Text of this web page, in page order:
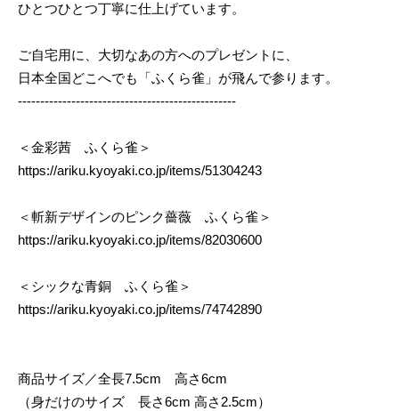
ひとつひとつ丁寧に仕上げています。
ご自宅用に、大切なあの方へのプレゼントに、
日本全国どこへでも「ふくら雀」が飛んで参ります。
-------------------------------------------------
＜金彩茜 ふくら雀＞
https://ariku.kyoyaki.co.jp/items/51304243
＜斬新デザインのピンク薔薇 ふくら雀＞
https://ariku.kyoyaki.co.jp/items/82030600
＜シックな青銅 ふくら雀＞
https://ariku.kyoyaki.co.jp/items/74742890
商品サイズ／全長7.5cm 高さ6cm
（身だけのサイズ 長さ6cm 高さ2.5cm）